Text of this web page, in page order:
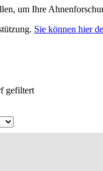
um Ihre
Sie können hier
gefiltert